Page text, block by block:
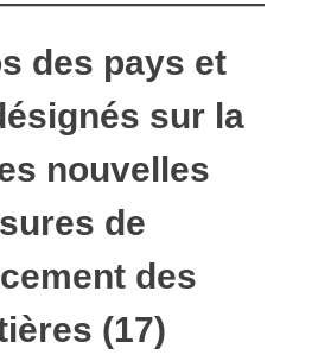
des pays et
sur la
nouvelles
de
des
(17)